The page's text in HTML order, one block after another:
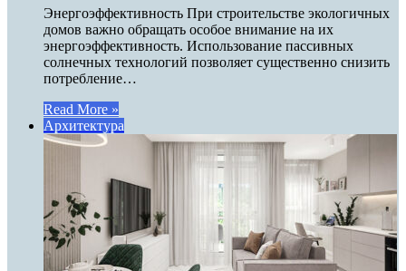
Энергоэффективность При строительстве экологичных
домов важно обращать особое внимание на их
энергоэффективность. Использование пассивных
солнечных технологий позволяет существенно снизить
потребление…
Read More »
Архитектура